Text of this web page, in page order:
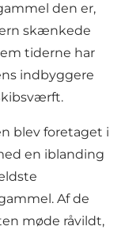
den er,
skænkede
tiderne har
indbyggere
blev foretaget i
en iblanding
Af de
møde råvildt,